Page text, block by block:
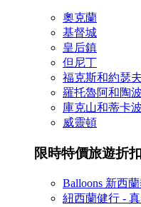
奧克蘭
基督城
皇后鎮
但尼丁
福克斯和約瑟
羅托魯阿和陶
庫克山和蒂卡
威靈頓
限時特價旅遊折扣
Balloons 新西
紐西蘭健行 -